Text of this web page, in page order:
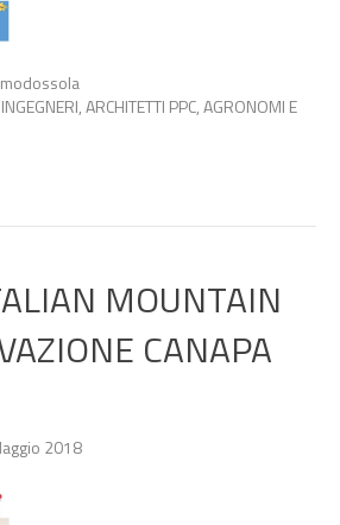
ARCHITETTI PPC, AGRONOMI E
MOUNTAIN
CANAPA
2018